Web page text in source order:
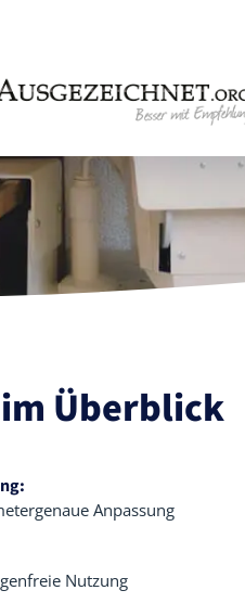
Überblick
Anpassung
Nutzung